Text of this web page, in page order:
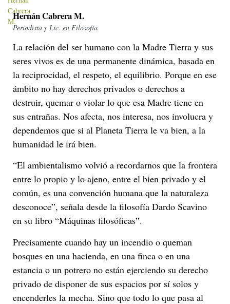
Hernán Cabrera M.
Periodista y Lic. en Filosofía
La relación del ser humano con la Madre Tierra y sus
seres vivos es de una permanente dinámica, basada en
la reciprocidad, el respeto, el equilibrio. Porque en ese
ámbito no hay derechos privados o derechos a
destruir, quemar o violar lo que esa Madre tiene en
sus entrañas. Nos afecta, nos interesa, nos involucra y
dependemos que si al Planeta Tierra le va bien, a la
humanidad le irá bien.
“El ambientalismo volvió a recordarnos que la frontera
entre lo propio y lo ajeno, entre el bien privado y el
común, es una convención humana que la naturaleza
desconoce”, señala desde la filosofía Dardo Scavino
en su libro “Máquinas filosóficas”.
Precisamente cuando hay un incendio o queman
bosques en una hacienda, en una finca o en una
estancia o un potrero no están ejerciendo su derecho
privado de disponer de sus espacios por sí solos y
encenderles la mecha. Sino que todo lo que pasa al